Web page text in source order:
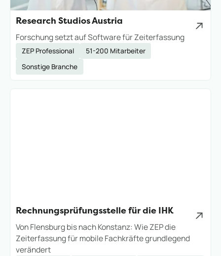
Research Studios Austria
Forschung setzt auf Software für Zeiterfassung
ZEP Professional
51-200 Mitarbeiter
Sonstige Branche
Rechnungsprüfungsstelle für die IHK
Von Flensburg bis nach Konstanz: Wie ZEP die
Zeiterfassung für mobile Fachkräfte grundlegend
verändert